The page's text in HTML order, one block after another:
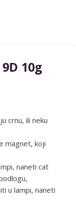
10g
crnu, ili neku
magnet, koji
naneti cat
u lampi, naneti